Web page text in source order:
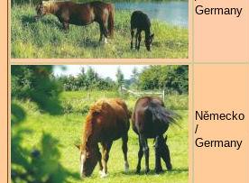
Germany
Německo
/
Germany